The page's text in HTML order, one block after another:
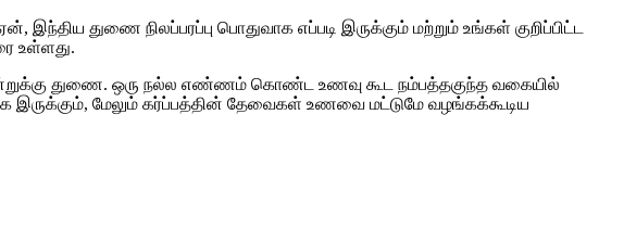
துணை நிலப்பரப்பு பொதுவாக எப்படி இருக்கும் மற்றும் உங்கள் குறிப்பிட்ட
உள்ளது.
துணை. ஒரு நல்ல எண்ணம் கொண்ட உணவு கூட நம்பத்தகுந்த வகையில்
இருக்கும், மேலும் கர்ப்பத்தின் தேவைகள் உணவை மட்டுமே வழங்கக்கூடிய